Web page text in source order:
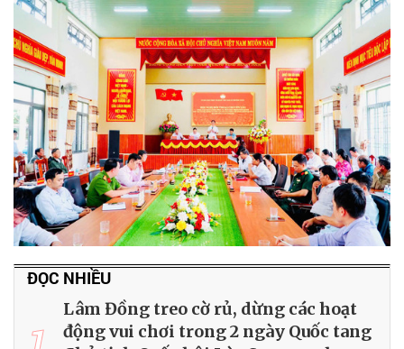
ĐỌC NHIỀU
Lâm Đồng treo cờ rủ, dừng các hoạt
động vui chơi trong 2 ngày Quốc tang